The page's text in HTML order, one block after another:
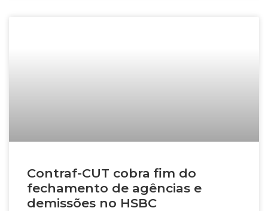
Contraf-CUT cobra fim do
fechamento de agências e
demissões no HSBC